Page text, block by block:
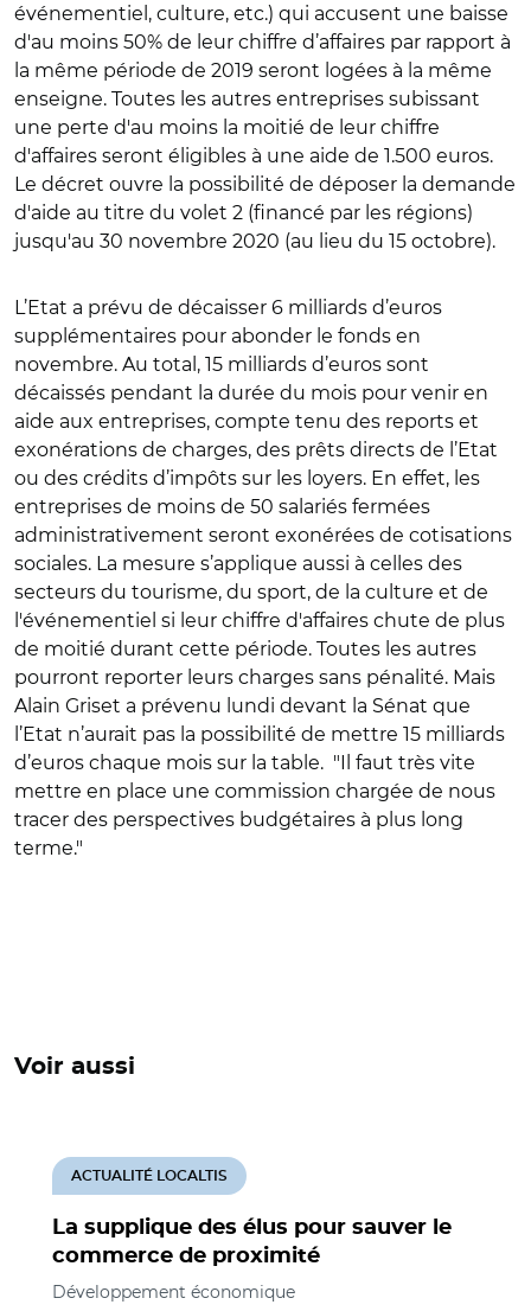
événementiel, culture, etc.) qui accusent une baisse
d'au moins 50% de leur chiffre d’affaires par rapport à
la même période de 2019 seront logées à la même
enseigne. Toutes les autres entreprises subissant
une perte d'au moins la moitié de leur chiffre
d'affaires seront éligibles à une aide de 1.500 euros.
Le décret ouvre la possibilité de déposer la demande
d'aide au titre du volet 2 (financé par les régions)
jusqu'au 30 novembre 2020 (au lieu du 15 octobre).
L’Etat a prévu de décaisser 6 milliards d’euros
supplémentaires pour abonder le fonds en
novembre. Au total, 15 milliards d’euros sont
décaissés pendant la durée du mois pour venir en
aide aux entreprises, compte tenu des reports et
exonérations de charges, des prêts directs de l’Etat
ou des crédits d’impôts sur les loyers. En effet, les
entreprises de moins de 50 salariés fermées
administrativement seront exonérées de cotisations
sociales. La mesure s’applique aussi à celles des
secteurs du tourisme, du sport, de la culture et de
l'événementiel si leur chiffre d'affaires chute de plus
de moitié durant cette période. Toutes les autres
pourront reporter leurs charges sans pénalité. Mais
Alain Griset a prévenu lundi devant la Sénat que
l’Etat n’aurait pas la possibilité de mettre 15 milliards
d’euros chaque mois sur la table. "Il faut très vite
mettre en place une commission chargée de nous
tracer des perspectives budgétaires à plus long
terme."
Voir aussi
La supplique des élus pour sauver le
commerce de proximité
ACTUALITÉ LOCALTIS
Développement économique